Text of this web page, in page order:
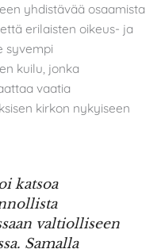
yhdistävää osaamista
erilaisten oikeus- ja
syvempi
kuilu, jonka
vaatia
kirkon nykyiseen
katsoa
valtiolliseen
Samalla